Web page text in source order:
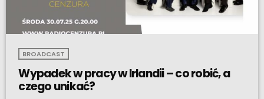
BROADCAST
Wypadek w pracy w Irlandii – co robić, a
czego unikać?